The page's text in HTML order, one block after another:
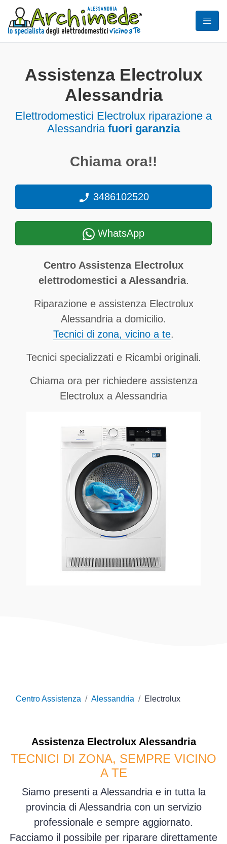
Assistenza Electrolux
Alessandria
Elettrodomestici Electrolux riparazione a
Alessandria fuori garanzia
Chiama ora!!
3486102520
WhatsApp
Centro Assistenza Electrolux
elettrodomestici a Alessandria.
Riparazione e assistenza Electrolux
Alessandria a domicilio.
Tecnici di zona, vicino a te.
Tecnici specializzati e Ricambi originali.
Chiama ora per richiedere assistenza
Electrolux a Alessandria
Centro Assistenza Alessandria Electrolux
Assistenza ElectroluxAlessandria
TECNICI DI ZONA, SEMPRE VICINO
A TE
Siamo presenti a Alessandria e in tutta la
provincia di Alessandria con un servizio
professionale e sempre aggiornato.
Facciamo il possibile per riparare direttamente